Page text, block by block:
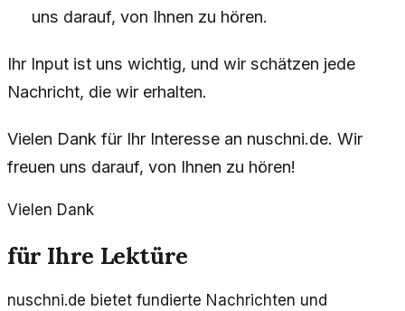
uns darauf, von Ihnen zu hören.
Ihr Input ist uns wichtig, und wir schätzen jede
Nachricht, die wir erhalten.
Vielen Dank für Ihr Interesse an nuschni.de. Wir
freuen uns darauf, von Ihnen zu hören!
Vielen Dank
für Ihre Lektüre
nuschni.de bietet fundierte Nachrichten und